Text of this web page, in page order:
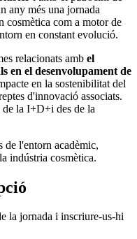
any més una jornada
cosmètica com a motor de
en constant evolució.
relacionats amb el
en el desenvolupament de
en la sostenibilitat del
d'innovació associats.
la I+D+i des de la
de l'entorn acadèmic,
indústria cosmètica.
la jornada i inscriure-us-hi